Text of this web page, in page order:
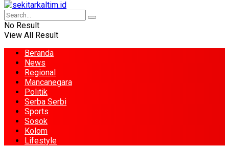
No Result
View All Result
Beranda
News
Regional
Mancanegara
Politik
Serba Serbi
Sports
Sosok
Kolom
Lifestyle